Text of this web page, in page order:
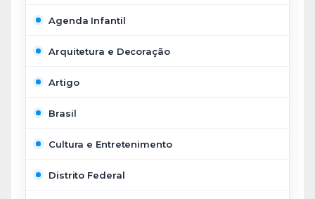
Agenda Infantil
Arquitetura e Decoração
Artigo
Brasil
Cultura e Entretenimento
Distrito Federal